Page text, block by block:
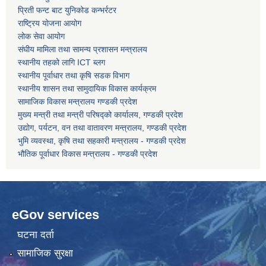
प्रिती फन्ट बाट युनिकोड कन्भर्रटर
राष्ट्रिय योजना आयोग
लोक सेवा आयोग
संघीय मामिला तथा सामन्य प्रशासन मन्त्रालय
स्थानीय तहको लागि ICT ब्लग
स्थानीय पूर्वाधार तथा कृषि सडक विभाग
स्थानीय शासन तथा सामुदायिक विकास कार्यक्रम
सामाजिक विकास मन्त्रालय गण्डकी प्रदेश
मुख्य मन्त्री तथा मन्त्री परिषद्को कार्यालय, गण्डकी प्रदेश
उद्योग, पर्यटन, वन तथा वातावरण मन्त्रालय, गण्डकी प्रदेश
भुमि व्यवस्था, कृषि तथा सहकारी मन्त्रालय - गण्डकी प्रदेश
भौतिक पूर्वाधार विकास मन्त्रालय - गण्डकी प्रदेश
eGov services
घटना दर्ता
सामाजिक सुरक्षा